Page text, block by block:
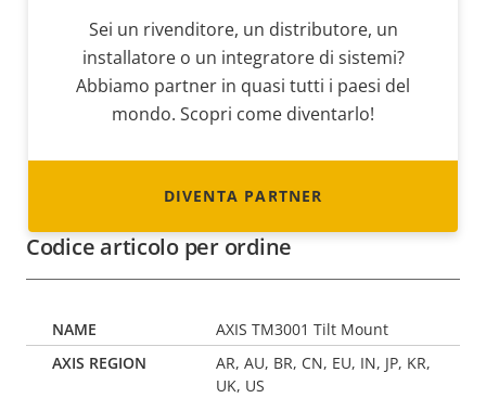
Sei un rivenditore, un distributore, un
installatore o un integratore di sistemi?
Abbiamo partner in quasi tutti i paesi del
mondo. Scopri come diventarlo!
DIVENTA PARTNER
Codice articolo per ordine
AXIS TM3001 Tilt Mount
AR, AU, BR, CN, EU, IN, JP, KR,
UK, US